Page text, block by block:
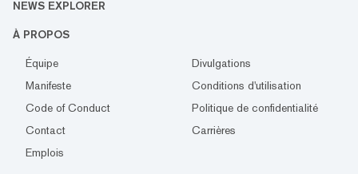
NEWS EXPLORER
À PROPOS
Équipe
Divulgations
Manifeste
Conditions d'utilisation
Code of Conduct
Politique de confidentialité
Contact
Carrières
Emplois